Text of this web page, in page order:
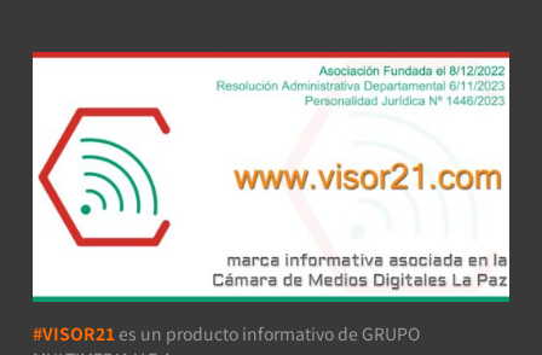
#VISOR21 es un producto informativo de GRUPO